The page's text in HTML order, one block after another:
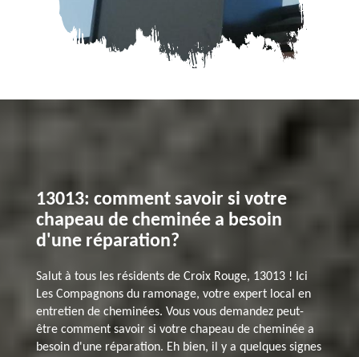
13013: comment savoir si votre
chapeau de cheminée a besoin
d'une réparation?
Salut à tous les résidents de Croix Rouge, 13013 ! Ici
Les Compagnons du ramonage, votre expert local en
entretien de cheminées. Vous vous demandez peut-
être comment savoir si votre chapeau de cheminée a
besoin d'une réparation. Eh bien, il y a quelques signes